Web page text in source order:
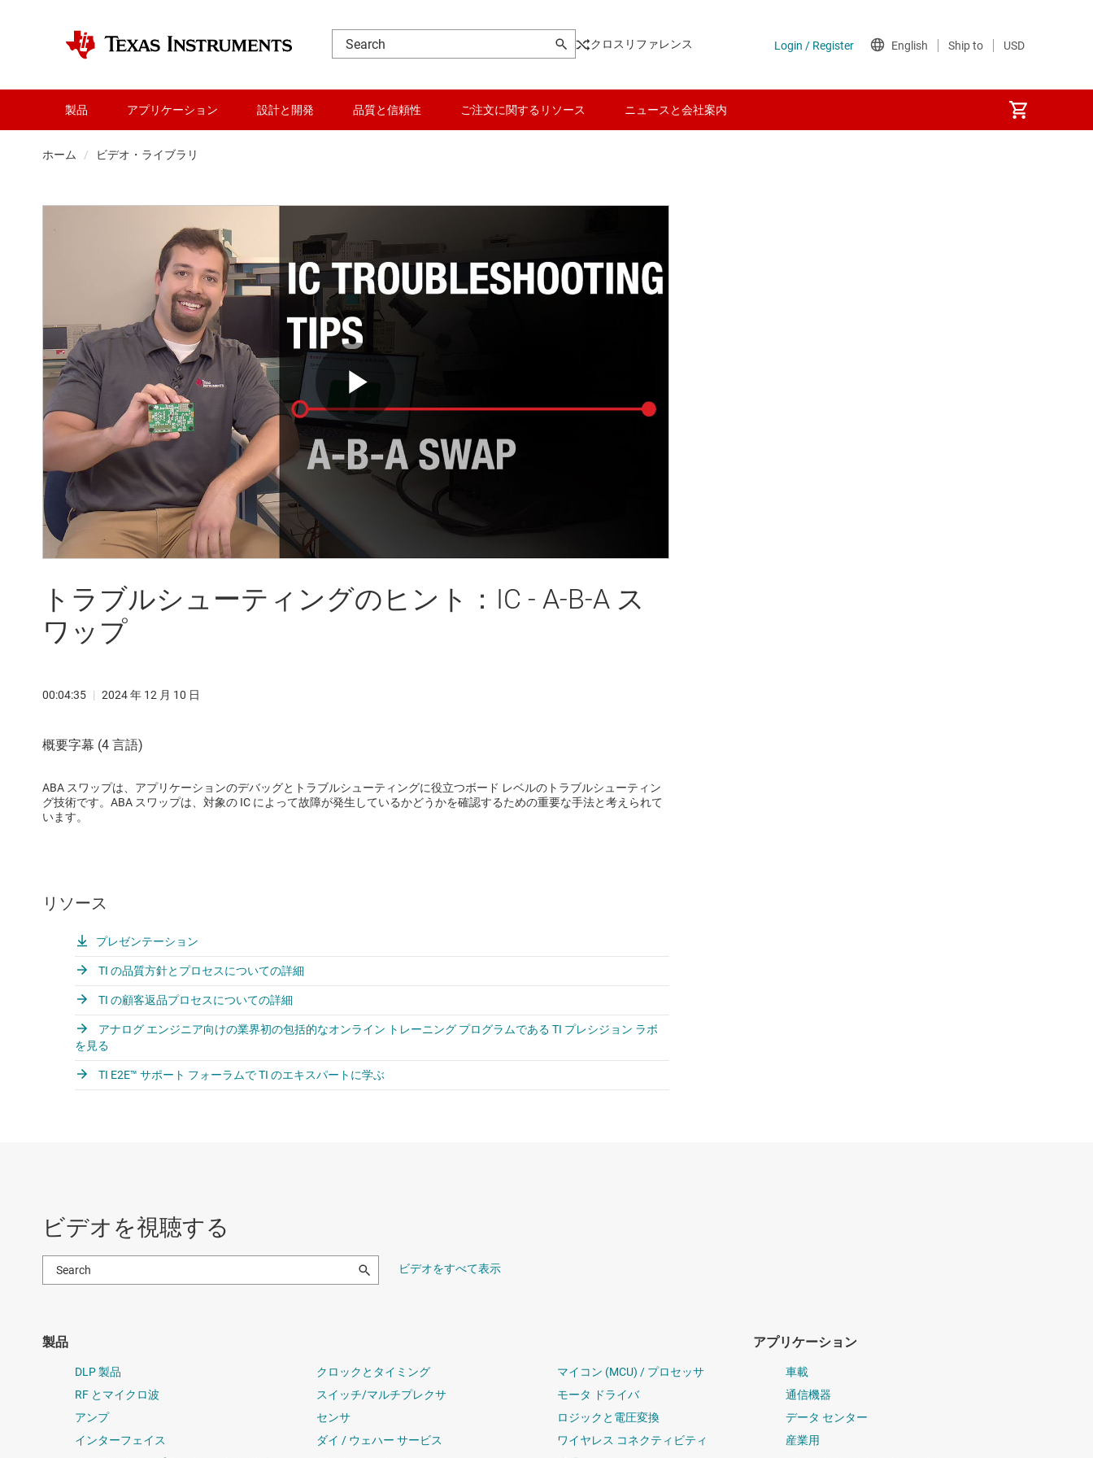
クロスリファレンス
製品 アプリケーション 設計と開発 品質と信頼性 ご注文に関するリソース ニュースと会社案内
ホーム ビデオ・ライブラリ
Play
Video
トラブルシューティングのヒント：IC - A-B-A ス
ワップ
00:04:35 | 2024 年 12 月 10 日
ABA スワップは、アプリケーションのデバッグとトラブルシューティングに役立つボード レベルのトラブルシューティン
グ技術です。ABA スワップは、対象の IC によって故障が発生しているかどうかを確認するための重要な手法と考えられて
います。
リソース
プレゼンテーション
TI の品質方針とプロセスについての詳細
TI の顧客返品プロセスについての詳細
アナログ エンジニア向けの業界初の包括的なオンライン トレーニング プログラムである TI プレシジョン ラボ
を見る
TI E2E™ サポート フォーラムで TI のエキスパートに学ぶ
ビデオを視聴する
ビデオをすべて表示
製品
DLP 製品
RF とマイクロ波
アンプ
インターフェイス
クロックとタイミング
スイッチ/マルチプレクサ
センサ
ダイ / ウェハー サービス
マイコン (MCU) / プロセッサ
モータ ドライバ
ロジックと電圧変換
ワイヤレス コネクティビティ
アプリケーション
車載
通信機器
データ センター
産業用